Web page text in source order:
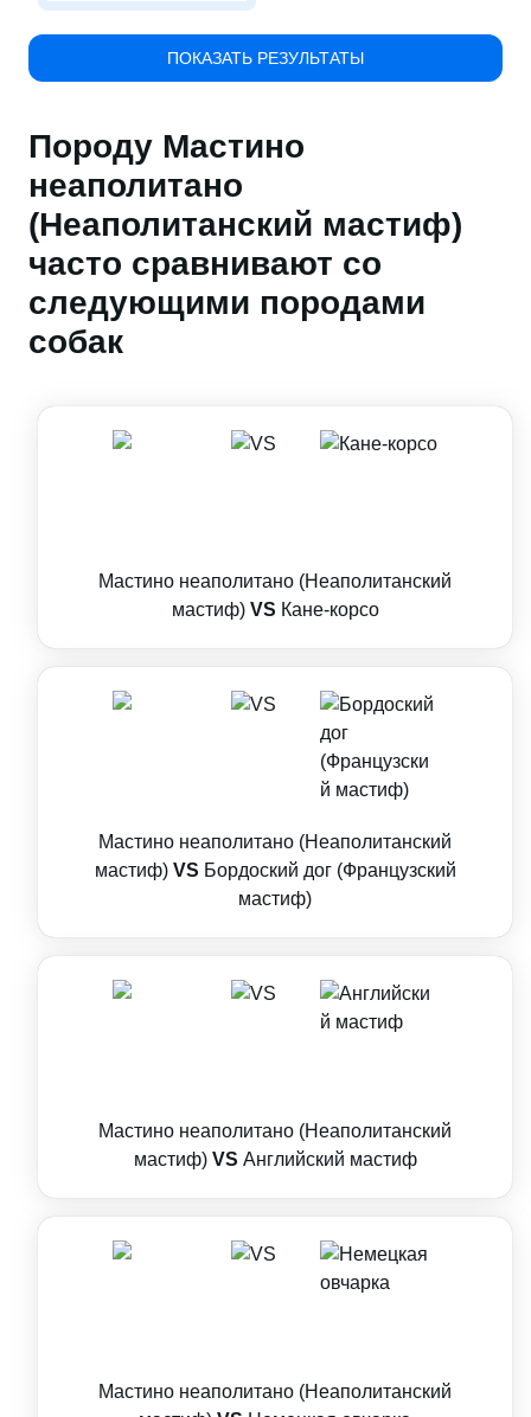
ПОКАЗАТЬ РЕЗУЛЬТАТЫ
Породу Мастино
неаполитано
(Неаполитанский мастиф)
часто сравнивают со
следующими породами
собак
Мастино неаполитано (Неаполитанский
мастиф) VS Кане-корсо
Мастино неаполитано (Неаполитанский
мастиф) VS Бордоский дог (Французский
мастиф)
Мастино неаполитано (Неаполитанский
мастиф) VS Английский мастиф
Мастино неаполитано (Неаполитанский